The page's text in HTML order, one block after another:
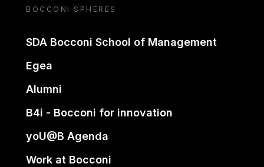
BOCCONI SPHERES
SDA Bocconi School of Management
Egea
Alumni
B4i - Bocconi for innovation
yoU@B Agenda
Work at Bocconi